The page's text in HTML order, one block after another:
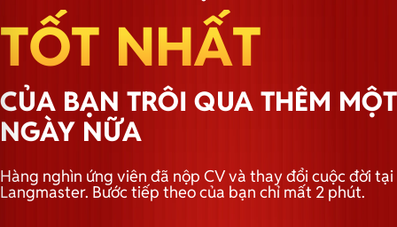
TỐT NHẤT
CỦA BẠN TRÔI QUA THÊM MỘT
NGÀY NỮA
Hàng nghìn ứng viên đã nộp CV và thay đổi cuộc đời tại
Langmaster. Bước tiếp theo của bạn chỉ mất 2 phút.